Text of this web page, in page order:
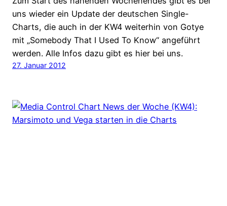
uns wieder ein Update der deutschen Single-
Charts, die auch in der KW4 weiterhin von Gotye
mit „Somebody That I Used To Know“ angeführt
werden. Alle Infos dazu gibt es hier bei uns.
27. Januar 2012